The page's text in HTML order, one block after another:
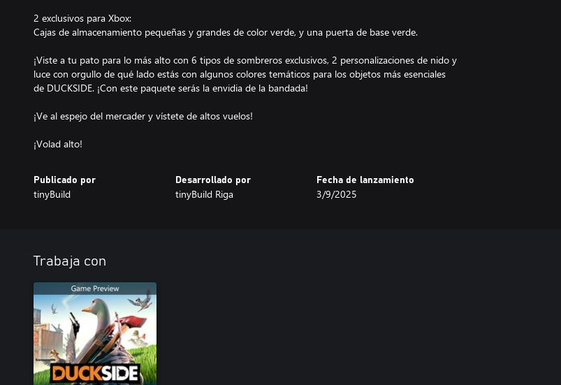
2 exclusivos para Xbox:
Cajas de almacenamiento pequeñas y grandes de color verde, y una puerta de base verde.
¡Viste a tu pato para lo más alto con 6 tipos de sombreros exclusivos, 2 personalizaciones de nido y
luce con orgullo de qué lado estás con algunos colores temáticos para los objetos más esenciales
de DUCKSIDE. ¡Con este paquete serás la envidia de la bandada!
¡Ve al espejo del mercader y vístete de altos vuelos!
¡Volad alto!
Publicado por
tinyBuild
Desarrollado por
tinyBuild Riga
Fecha de lanzamiento
3/9/2025
Trabaja con